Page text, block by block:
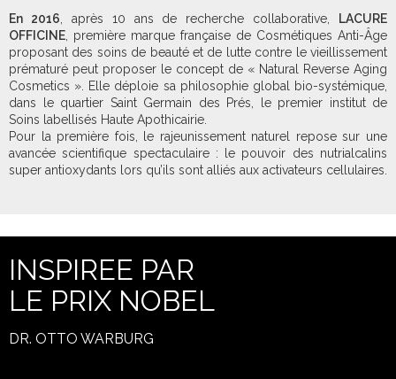
En 2016 , après 10 ans de recherche collaborative,
LACURE
OFFICINE , première marque française de Cosmétiques Anti-Âge
proposant des soins de beauté et de lutte contre le vieillissement
prématuré peut proposer le concept de « Natural Reverse Aging
Cosmetics ». Elle déploie sa philosophie global bio-systémique,
dans le quartier Saint Germain des Prés, le premier institut de
Soins labellisés Haute Apothicairie.
Pour la première fois, le rajeunissement naturel repose sur une
avancée scientifique spectaculaire : le pouvoir des nutrialcalins
super antioxydants lors qu’ils sont alliés aux activateurs cellulaires.
INSPIREE PAR
LE PRIX NOBEL
DR. OTTO WARBURG